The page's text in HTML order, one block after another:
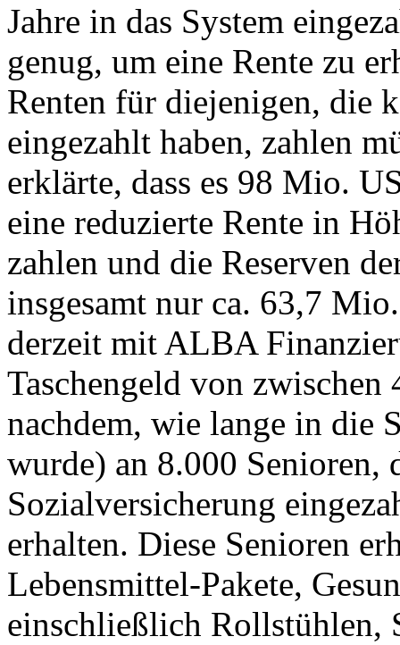
Jahre in das System
genug, um eine Rente zu
Renten für diejenigen, die
eingezahlt haben, zahlen
erklärte, dass es 98 Mio.
eine reduzierte Rente in
zahlen und die Reserven
insgesamt nur ca. 63,7
derzeit mit ALBA
Taschengeld von
nachdem, wie lange in die
wurde) an 8.000 Senioren,
Sozialversicherung
erhalten. Diese Senioren
Lebensmittel-Pakete,
einschließlich Rollstühlen,